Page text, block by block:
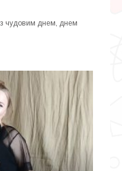
з чудовим днем, днем